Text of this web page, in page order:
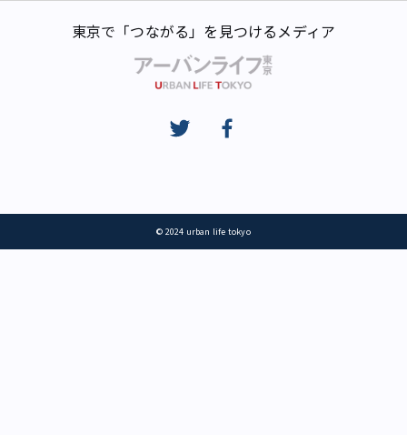
東京で「つながる」を見つけるメディア
© 2024 urban life tokyo